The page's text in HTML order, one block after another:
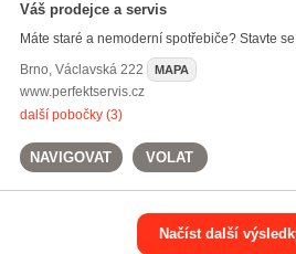
Váš prodejce a servis
Máte staré a nemoderní spotřebiče? Stavte
Brno, Václavská 222 MAPA
www.perfektservis.cz
další pobočky (3)
NAVIGOVAT VOLAT
Načíst další